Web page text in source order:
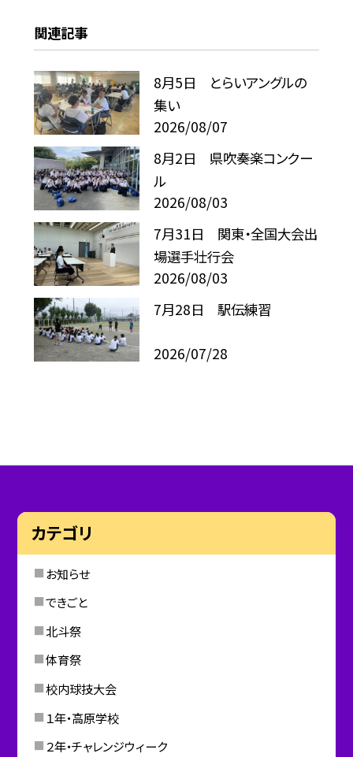
関連記事
8月5日 とらいアングルの
集い
2026/08/07
8月2日 県吹奏楽コンクー
ル
2026/08/03
7月31日 関東・全国大会出
場選手壮行会
2026/08/03
7月28日 駅伝練習
2026/07/28
カテゴリ
お知らせ
できごと
北斗祭
体育祭
校内球技大会
１年・高原学校
２年・チャレンジウィーク